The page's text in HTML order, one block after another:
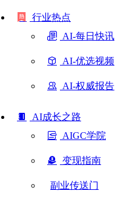
行业热点
AI-每日快讯
AI-优选视频
AI-权威报告
AI成长之路
AIGC学院
变现指南
副业传送门